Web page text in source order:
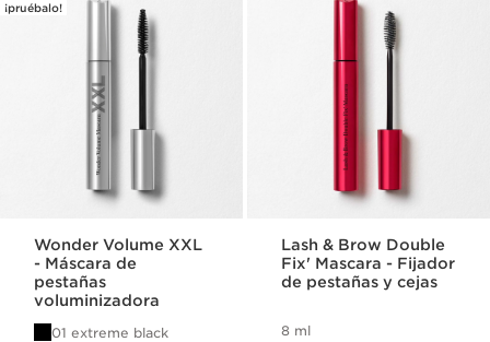
¡pruébalo!
Wonder Volume XXL
- Máscara de
pestañas
voluminizadora
01 extreme black
Lash & Brow Double
Fix' Mascara - Fijador
de pestañas y cejas
8 ml